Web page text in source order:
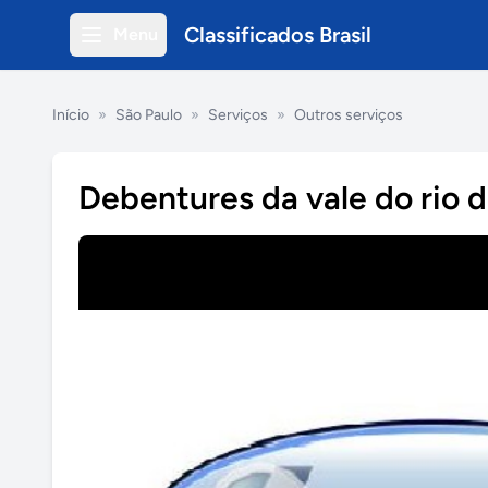
Classificados Brasil
Início » São Paulo » Serviços » Outros serviços
Debentures da vale do rio